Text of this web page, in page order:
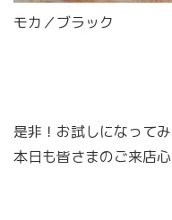
モカ／ブラック
是非！お試しになってみ
本日も皆さまのご来店